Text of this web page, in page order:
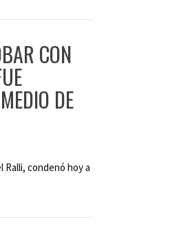
CON
DE
condenó hoy a